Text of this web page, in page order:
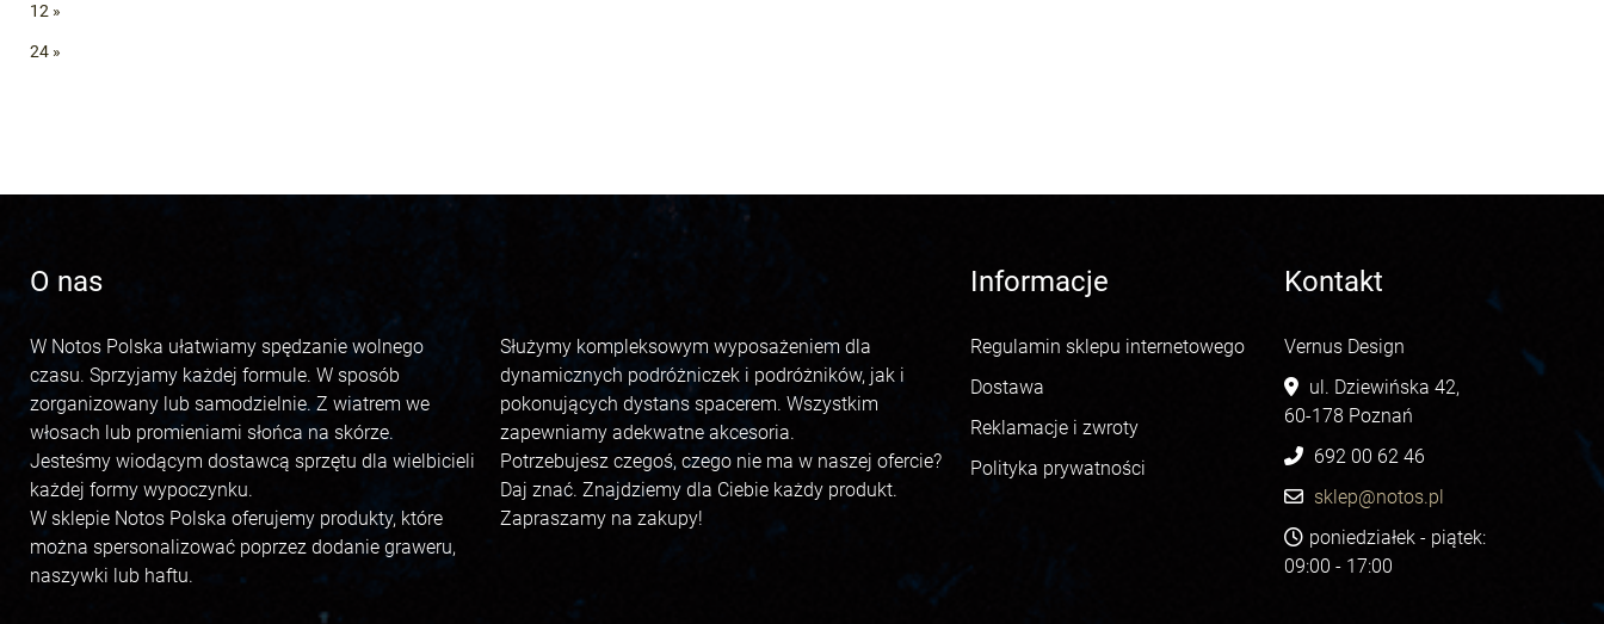
12 »
24 »
O nas
W Notos Polska ułatwiamy spędzanie wolnego
czasu. Sprzyjamy każdej formule. W sposób
zorganizowany lub samodzielnie. Z wiatrem we
włosach lub promieniami słońca na skórze.
Jesteśmy wiodącym dostawcą sprzętu dla wielbicieli
każdej formy wypoczynku.
W sklepie Notos Polska oferujemy produkty, które
można spersonalizować poprzez dodanie graweru,
naszywki lub haftu.
Służymy kompleksowym wyposażeniem dla
dynamicznych podróżniczek i podróżników, jak i
pokonujących dystans spacerem. Wszystkim
zapewniamy adekwatne akcesoria.
Potrzebujesz czegoś, czego nie ma w naszej ofercie?
Daj znać. Znajdziemy dla Ciebie każdy produkt.
Zapraszamy na zakupy!
Informacje
Regulamin sklepu internetowego
Dostawa
Reklamacje i zwroty
Polityka prywatności
Kontakt
Vernus Design
ul. Dziewińska 42,
60-178 Poznań
692 00 62 46
sklep@notos.pl
poniedziałek - piątek:
09:00 - 17:00